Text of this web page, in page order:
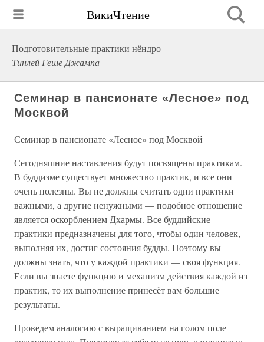
ВикиЧтение
Подготовительные практики нёндро
Тинлей Геше Джампа
Семинар в пансионате «Лесное» под
Москвой
Семинар в пансионате «Лесное» под Москвой
Сегодняшние наставления будут посвящены практикам.
В буддизме существует множество практик, и все они
очень полезны. Вы не должны считать одни практики
важными, а другие ненужными — подобное отношение
является оскорблением Дхармы. Все буддийские
практики предназначены для того, чтобы один человек,
выполняя их, достиг состояния будды. Поэтому вы
должны знать, что у каждой практики — своя функция.
Если вы знаете функцию и механизм действия каждой из
практик, то их выполнение принесёт вам большие
результаты.
Проведем аналогию с выращиванием на голом поле